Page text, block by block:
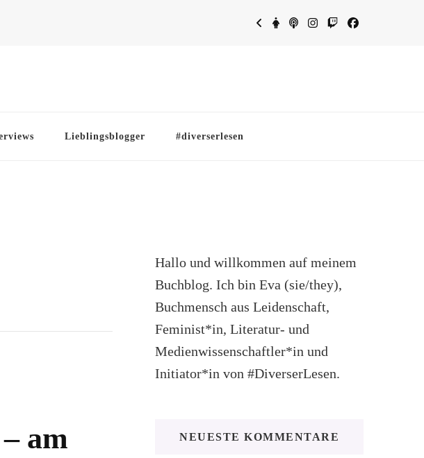
Lieblingsblogger #diverserlesen
am
Hallo und willkommen auf meinem
Buchblog. Ich bin Eva (sie/they),
Buchmensch aus Leidenschaft,
Feminist*in, Literatur- und
Medienwissenschaftler*in und
Initiator*in von #DiverserLesen.
NEUESTE KOMMENTARE